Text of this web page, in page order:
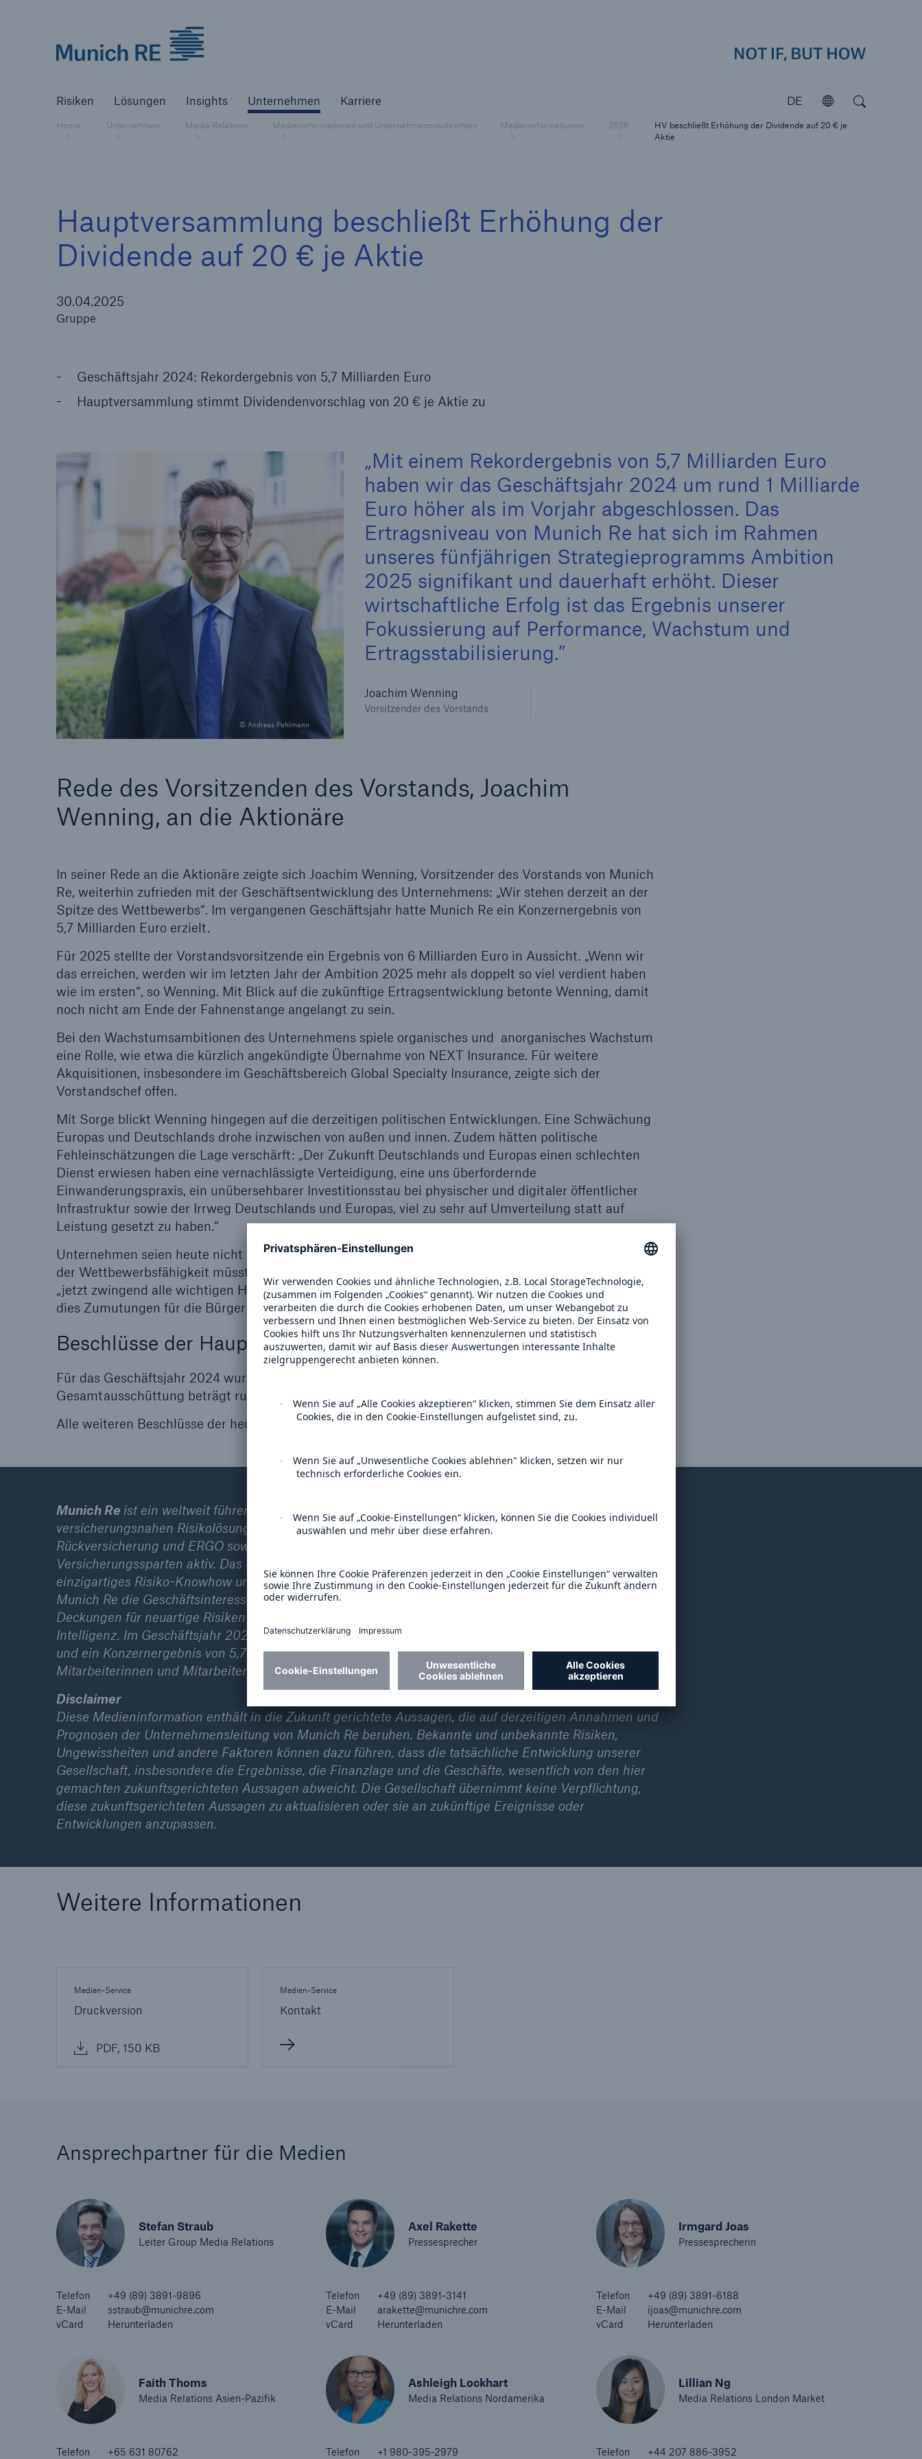
Risiken Lösungen Insights Unternehmen Karriere DE
Öffnen
Home Unternehmen Media Relations Medieninformationen und Unternehmensnachrichten Medieninformationen 2025
HV beschließt Erhöhung der Dividende auf 20 € je
Aktie
Hauptversammlung beschließt Erhöhung der
Dividende auf 20 € je Aktie
30.04.2025
Gruppe
Geschäftsjahr 2024: Rekordergebnis von 5,7 Milliarden Euro
Hauptversammlung stimmt Dividendenvorschlag von 20 € je Aktie zu
© Andreas Pohlmann
Mit einem Rekordergebnis von 5,7 Milliarden Euro
haben wir das Geschäftsjahr 2024 um rund 1 Milliarde
Euro höher als im Vorjahr abgeschlossen. Das
Ertragsniveau von Munich Re hat sich im Rahmen
unseres fünfjährigen Strategieprogramms Ambition
2025 signifikant und dauerhaft erhöht. Dieser
wirtschaftliche Erfolg ist das Ergebnis unserer
Fokussierung auf Performance, Wachstum und
Ertragsstabilisierung.
Joachim Wenning
Vorsitzender des Vorstands
Rede des Vorsitzenden des Vorstands, Joachim
Wenning, an die Aktionäre
In seiner Rede an die Aktionäre zeigte sich Joachim Wenning, Vorsitzender des Vorstands von Munich
Re, weiterhin zufrieden mit der Geschäftsentwicklung des Unternehmens: „Wir stehen derzeit an der
Spitze des Wettbewerbs“. Im vergangenen Geschäftsjahr hatte Munich Re ein Konzernergebnis von
5,7 Milliarden Euro erzielt.
Für 2025 stellte der Vorstandsvorsitzende ein Ergebnis von 6 Milliarden Euro in Aussicht. „Wenn wir
das erreichen, werden wir im letzten Jahr der Ambition 2025 mehr als doppelt so viel verdient haben
wie im ersten“, so Wenning. Mit Blick auf die zukünftige Ertragsentwicklung betonte Wenning, damit
noch nicht am Ende der Fahnenstange angelangt zu sein.
Bei den Wachstumsambitionen des Unternehmens spiele organisches und anorganisches Wachstum
eine Rolle, wie etwa die kürzlich angekündigte Übernahme von NEXT Insurance. Für weitere
Akquisitionen, insbesondere im Geschäftsbereich Global Specialty Insurance, zeigte sich der
Vorstandschef offen.
Mit Sorge blickt Wenning hingegen auf die derzeitigen politischen Entwicklungen. Eine Schwächung
Europas und Deutschlands drohe inzwischen von außen und innen. Zudem hätten politische
Fehleinschätzungen die Lage verschärft: „Der Zukunft Deutschlands und Europas einen schlechten
Dienst erwiesen haben eine vernachlässigte Verteidigung, eine uns überfordernde
Einwanderungspraxis, ein unübersehbarer Investitionsstau bei physischer und digitaler öffentlicher
Infrastruktur sowie der Irrweg Deutschlands und Europas, viel zu sehr auf Umverteilung statt auf
Leistung gesetzt zu haben.“
Unternehmen seien heute nicht mehr immun gegenüber dem politischen Geschehen. Zur Stärkung
der Wettbewerbsfähigkeit müssten Deutschland und Europa aus Sicht des Vorstandsvorsitzenden
„jetzt zwingend alle wichtigen Hebel von Umverteilung auf Leistungssteigerung stellen“, auch wenn
dies Zumutungen für die Bürger Deutschlands und Europas mit sich bringe.
Beschlüsse der Hauptversammlung
Für das Geschäftsjahr 2024 wurde eine Dividende von 20 € je Aktie (2023: 15 €) beschlossen. Die
Gesamtausschüttung beträgt rund 2,6 Milliarden Euro.
Alle weiteren Beschlüsse der heutigen Hauptversammlung finden Siehier.
Munich Re ist ein weltweit führender Anbieter von Rückversicherung, Erstversicherung und
versicherungsnahen Risikolösungen. Die Unternehmensgruppe besteht aus den Geschäftsfeldern
Rückversicherung und ERGO sowie dem Vermögensmanager MEAG. Munich Re ist weltweit und in allen
Versicherungssparten aktiv. Das Unternehmen zeichnet sich seit der Gründung im Jahr 1880 durch
einzigartiges Risiko-Knowhow und besondere finanzielle Solidität aus. Mit diesen Stärken unterstützt
Munich Re die Geschäftsinteressen der Kunden und den technischen Fortschritt. Munich Re entwickelt
Deckungen für neuartige Risiken wie Raketenstarts, erneuerbare Energien, Cyberrisiken oder künstliche
Intelligenz. Im Geschäftsjahr 2024 erzielte Munich Re einen Versicherungsumsatz von 60,8 Mrd. Euro
und ein Konzernergebnis von 5,7 Mrd. Euro. Weltweit beschäftigt Munich Re rund 44.000
Mitarbeiterinnen und Mitarbeiter (Stand 31. Dez. 2024).
Disclaimer
Diese Medieninformation enthält in die Zukunft gerichtete Aussagen, die auf derzeitigen Annahmen und
Prognosen der Unternehmensleitung von Munich Re beruhen. Bekannte und unbekannte Risiken,
Ungewissheiten und andere Faktoren können dazu führen, dass die tatsächliche Entwicklung unserer
Gesellschaft, insbesondere die Ergebnisse, die Finanzlage und die Geschäfte, wesentlich von den hier
gemachten zukunftsgerichteten Aussagen abweicht. Die Gesellschaft übernimmt keine Verpflichtung,
diese zukunftsgerichteten Aussagen zu aktualisieren oder sie an zukünftige Ereignisse oder
Entwicklungen anzupassen.
Weitere Informationen
Medien-Service
Druckversion
PDF, 150 KB
Medien-Service
Kontakt
Ansprechpartner für die Medien
Stefan Straub
Leiter Group Media Relations
Telefon
+49 (89) 3891-9896
E-Mail
sstraub@munichre.com
vCard
Herunterladen
Axel Rakette
Pressesprecher
Telefon
+49 (89) 3891-3141
E-Mail
arakette@munichre.com
vCard
Herunterladen
Irmgard Joas
Pressesprecherin
Telefon
+49 (89) 3891-6188
E-Mail
ijoas@munichre.com
vCard
Herunterladen
Faith Thoms
Media Relations Asien-Pazifik
Telefon +65 631 80762
Ashleigh Lockhart
Media Relations Nordamerika
Telefon +1 980-395-2979
Lillian Ng
Media Relations London Market
Telefon +44 207 886-3952
Bewältigen Sie Ihre Risiken mit unseren
Maßgeschneiderte Lösungen für Ihre
Investieren in Munich Re
Versicherer
Unsere Lösungen für Versicherer
Tech Trend Radar 2026
71.8%
Lösungen
Sachdeckung durch einen
leistungsfähigen
Rückversicherungspartner
CLARA reduziert die
Wartezeit bis zur
Leistungsentscheidung in
der BU-Versicherung bis zu
50 %
Cyber
Geschätzte globale
wirtschaftliche Kosten der
Internetkriminalität
600 bn
Rückversicherung Leben/Gesundheit
MIRA Digital Suite